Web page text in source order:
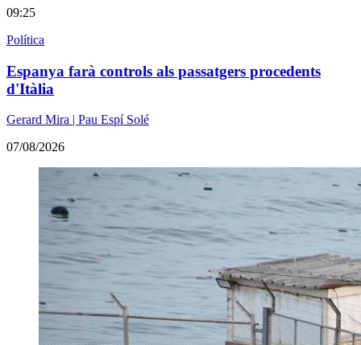
09:25
Política
Espanya farà controls als passatgers procedents
d'Itàlia
Gerard Mira | Pau Espí Solé
07/08/2026